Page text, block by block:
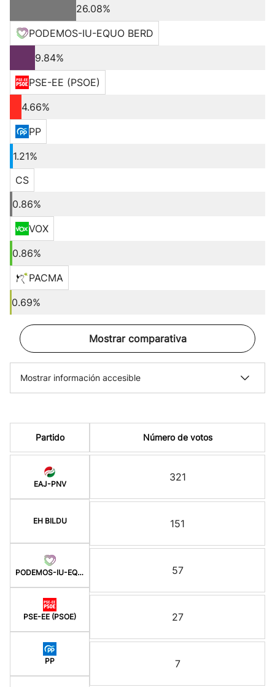
26.08%
PODEMOS-IU-EQUO BERD
9.84%
PSE-EE (PSOE)
4.66%
PP
1.21%
CS
0.86%
VOX
0.86%
PACMA
0.69%
Mostrar comparativa
Mostrar información accesible
Partido
EAJ-PNV
EH BILDU
PODEMOS-IU-EQUO BERD
PSE-EE (PSOE)
PP
Número de votos
321
151
57
27
7